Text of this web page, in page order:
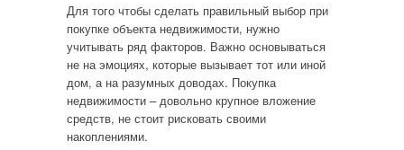
Для того чтобы сделать правильный выбор при
покупке объекта недвижимости, нужно
учитывать ряд факторов. Важно основываться
не на эмоциях, которые вызывает тот или иной
дом, а на разумных доводах. Покупка
недвижимости – довольно крупное вложение
средств, не стоит рисковать своими
накоплениями.